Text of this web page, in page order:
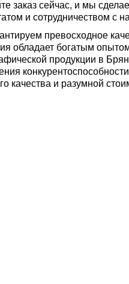
заказ сейчас, и мы
и сотрудничеством с
превосходное
обладает богатым
продукции в
качества и разумной